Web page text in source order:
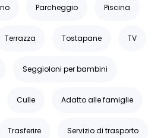
Parcheggio Piscina
Terrazza Tostapane TV
Seggioloni per bambini
Culle Adatto alle famiglie
Trasferire Servizio di trasporto